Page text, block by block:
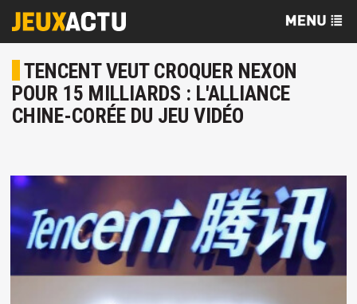
TENCENT VEUT CROQUER NEXON
POUR 15 MILLIARDS : L'ALLIANCE
CHINE-CORÉE DU JEU VIDÉO